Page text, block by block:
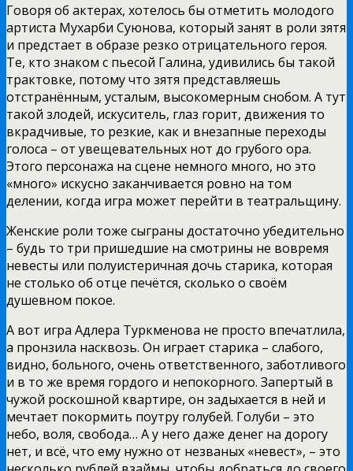
Говоря об актерах, хотелось бы отметить молодого
артиста Мухарби Суюнова, который занят в роли зятя
и предстает в образе резко отрицательного героя.
Те, кто знаком с пьесой Галина, удивились бы такой
трактовке, потому что зятя представляешь
отстранённым, усталым, высокомерным снобом. А тут
такой злодей, искуситель, глаз горит, движения то
вкрадчивые, то резкие, как и внезапные переходы
голоса – от увещевательных нот до грубого ора.
Этого персонажа на сцене немного много, но это
«много» искусно заканчивается ровно на том
делении, когда игра может перейти в театральщину.
Женские роли тоже сыграны достаточно убедительно
– будь то три пришедшие на смотрины не вовремя
невесты или полуистеричная дочь старика, которая
не столько об отце печётся, сколько о своём
душевном покое.
А вот игра Адлера Туркменова не просто впечатлила,
а пронзила насквозь. Он играет старика – слабого,
видно, больного, очень ответственного, заботливого
и в то же время гордого и непокорного. Запертый в
чужой роскошной квартире, он задыхается в ней и
мечтает покормить поутру голубей. Голуби – это
небо, воля, свобода… А у него даже денег на дорогу
нет, и всё, что ему нужно от незваных «невест», – это